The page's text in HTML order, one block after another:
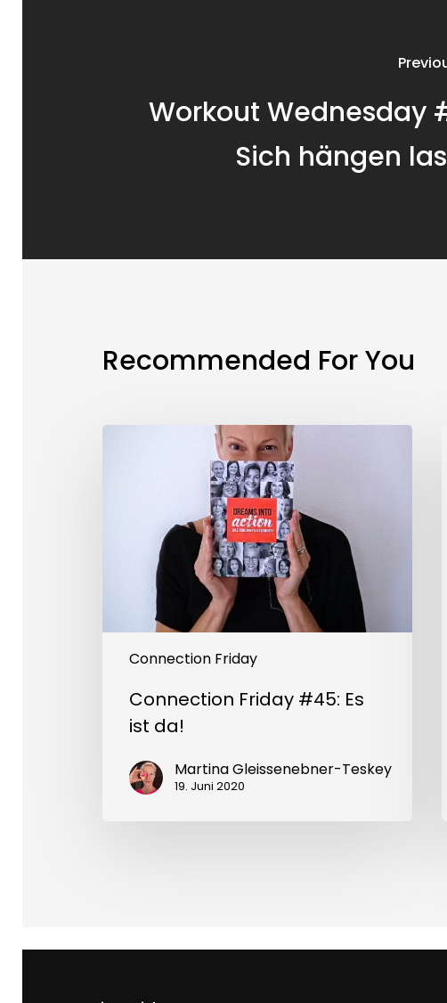
Workout Wednesday
Sich hängen
Recommended For You
Connection Friday
Connection
Connection Friday #45: Es
ist da!
Martina Gleissenebner-Teskey
19. Juni 2020